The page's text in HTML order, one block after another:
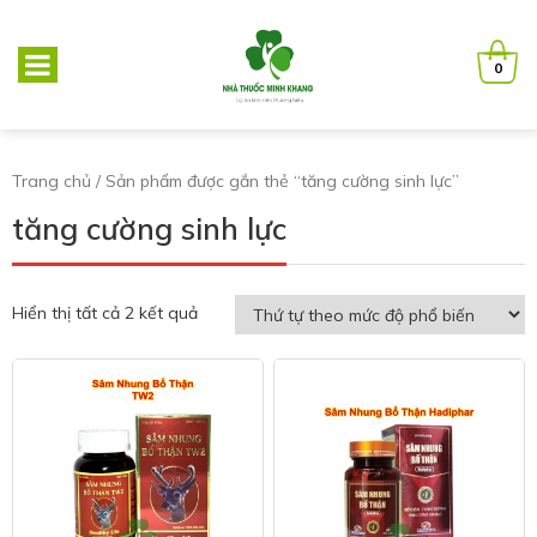
0
Trang chủ / Sản phẩm được gắn thẻ “tăng cường sinh lực”
tăng cường sinh lực
Hiển thị tất cả 2 kết quả